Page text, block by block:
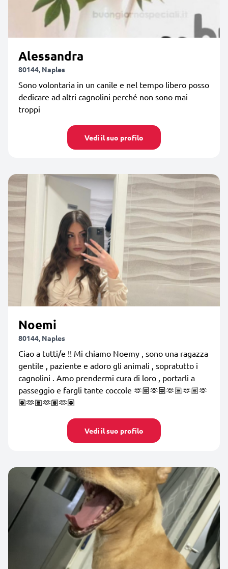
Alessandra
80144, Naples
Sono volontaria in un canile e nel tempo libero posso
dedicare ad altri cagnolini perché non sono mai
troppi
Vedi il suo profilo
Noemi
80144, Naples
Ciao a tutti/e !! Mi chiamo Noemy , sono una ragazza
gentile , paziente e adoro gli animali , sopratutto i
cagnolini . Amo prendermi cura di loro , portarli a
passeggio e fargli tante coccole 🫶🏽🫶🏽🫶🏽🫶🏽🫶
🏽🫶🏽🫶🏽🫶🏽
Vedi il suo profilo